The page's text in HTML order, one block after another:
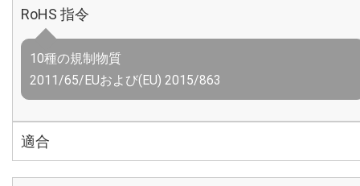
RoHS 指令
10種の規制物質
2011/65/EUおよび(EU) 2015/863
適合